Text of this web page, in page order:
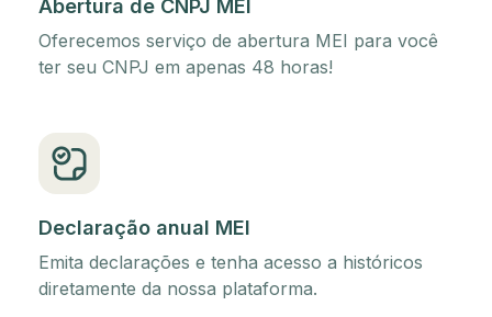
Abertura de CNPJ MEI
Oferecemos serviço de abertura MEI para você
ter seu CNPJ em apenas 48 horas!
Declaração anual MEI
Emita declarações e tenha acesso a históricos
diretamente da nossa plataforma.